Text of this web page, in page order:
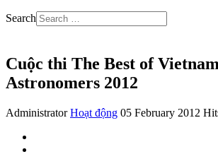
Search
Cuộc thi The Best of
Astronomers 2012
Administrator Hoạt động 05 February 2012